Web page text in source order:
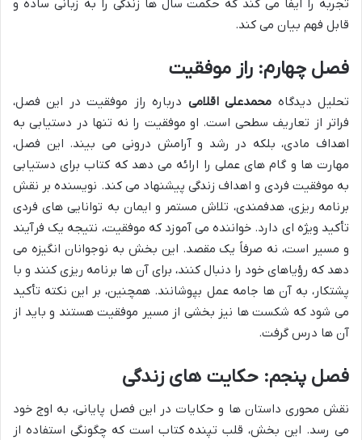
تجربه را ایفا می کند که حکمت سال ها زندگی را به زبانی ساده و
قابل فهم بیان می کند.
فصل چهارم: راز موفقیت
تحلیل دیدگاه محمدعلی اقلامی درباره راز موفقیت در این فصل،
فراتر از تعاریف سطحی است. او موفقیت را نه تنها در دستیابی به
اهداف مادی، بلکه در رشد و آرامش درونی می بیند. این فصل،
مهارت ها و گام های عملی را ارائه می دهد که کتاب برای دستیابی
به موفقیت فردی و اهداف زندگی پیشنهاد می کند. نویسنده بر نقش
برنامه ریزی، هدفمندی، تلاش مستمر و ایمان به توانایی های فردی
تأکید ویژه ای دارد. خواننده می آموزد که موفقیت، نتیجه یک فرآیند
و مسیر است، نه صرفاً یک مقصد. این بخش به نوجوانان انگیزه می
دهد که رؤیاهای خود را دنبال کنند، برای آن ها برنامه ریزی کنند و با
پشتکار، به آن ها جامه عمل بپوشانند. همچنین، بر این نکته تأکید
می شود که شکست ها نیز بخشی از مسیر موفقیت هستند و باید از
آن ها درس گرفت.
فصل پنجم: حکایت های زندگی
نقش محوری داستان ها و حکایات در این فصل پایانی، به اوج خود
می رسد. این بخش، قلب تپنده کتاب است که چگونگی استفاده از